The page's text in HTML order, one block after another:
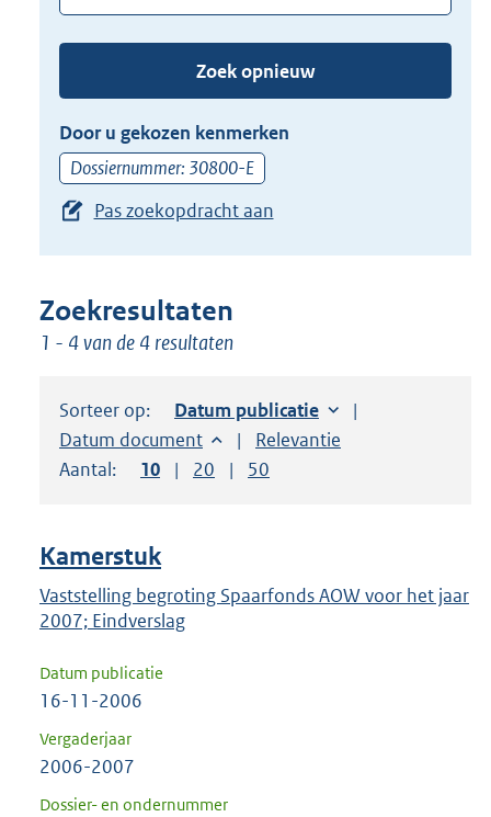
zoekterm
of
(dossier)nummer
in
of
de
pijl
beneden
toets
suggesties.
Druk
om
uw
keuze
te
Zoek opnieuw
Door u gekozen kenmerken
Dossiernummer: 30800-E
Pas zoekopdracht aan
Zoekresultaten
1 - 4 van de 4 resultaten
Sorteer op: Sorteer op:
Datum publicatie
Sorteer op:
Datum document Sorteer op:
Relevantie
Aantal:
Toon
10 resultaten per pagina
Toon
20 resultaten per pagina
Toon
50
Kamerstuk
Vaststelling begroting Spaarfonds AOW voor het jaar
2007; Eindverslag
Datum publicatie
16-11-2006
Vergaderjaar
2006-2007
Dossier- en ondernummer